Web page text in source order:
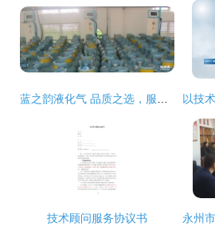
蓝之韵液化气 品质之选，服务无忧
技术顾问服务协议书